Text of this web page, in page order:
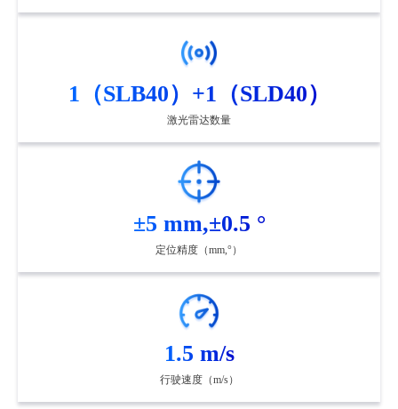
1（SLB40）+1（SLD40）
激光雷达数量
±5 mm,±0.5 °
定位精度（mm,°）
1.5 m/s
行驶速度（m/s）